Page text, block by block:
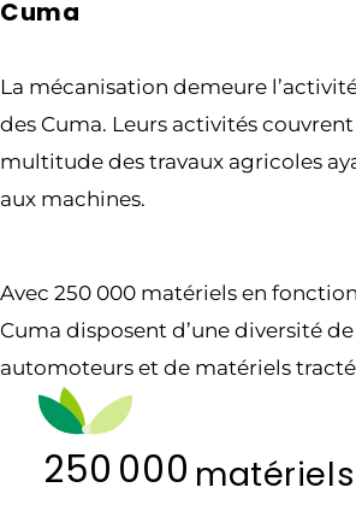
Cuma
La mécanisation demeure
des Cuma. Leurs activités
multitude des travaux agricoles
aux machines.
Avec 250 000 matériels en
Cuma disposent d’une diversité
automoteurs et de matériels
250 000 matériels